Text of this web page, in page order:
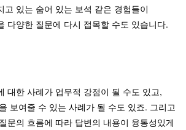
고 있는 숨어 있는 보석 같은 경험들이
다양한 질문에 다시 접목할 수도 있습니다.
대한 사례가 업무적 강점이 될 수도 있고,
보여줄 수 있는 사례가 될 수도 있죠. 그리고
문의 흐름에 따라 답변의 내용이 융통성있게